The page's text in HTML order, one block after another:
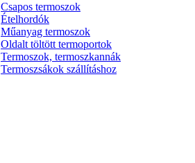
Csapos termoszok
Ételhordók
Műanyag termoszok
Oldalt töltött termoportok
Termoszok, termoszkannák
Termoszsákok szállításhoz